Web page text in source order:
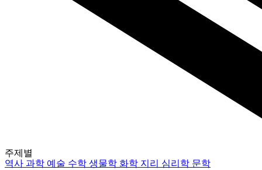
주제별
역사과학 예술 수학생물학 화학 지리 심리학 문학